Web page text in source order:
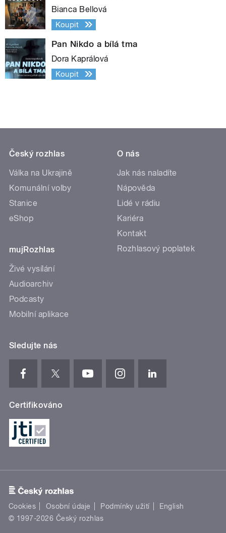
Bianca Bellová
Koupit
Pan Nikdo a bílá tma
Dora Kaprálová
Koupit
Český rozhlas
Válka na Ukrajině
Komunální volby
Stanice
eShop
mujRozhlas
Živé vysílání
Audioarchiv
Podcasty
Mobilní aplikace
O nás
Jak nás naladíte
Nápověda
Lidé v rádiu
Kariéra
Kontakt
Rozhlasový poplatek
Sledujte nás
Certifikováno
Cookies Osobní údaje Podmínky užití
English
© 1997-2026 Český rozhlas